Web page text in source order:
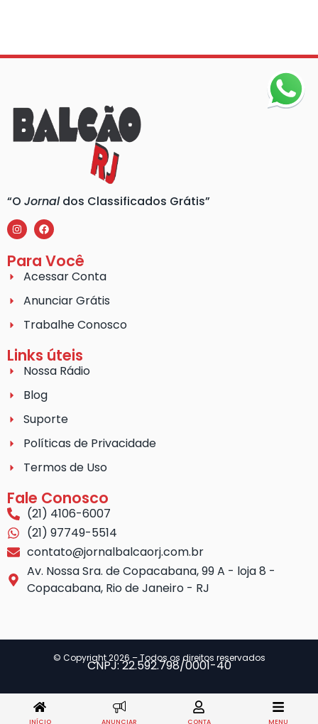
“O Jornaldos Classificados Grátis”
Para Você
Acessar Conta
Anunciar Grátis
Trabalhe Conosco
Links úteis
Nossa Rádio
Blog
Suporte
Políticas de Privacidade
Termos de Uso
Fale Conosco
(21) 4106-6007
(21) 97749-5514
contato@jornalbalcaorj.com.br
Av. Nossa Sra. de Copacabana, 99 A - loja 8 -
Copacabana, Rio de Janeiro - RJ
© Copyright 2026 – Todos os direitos reservados
CNPJ: 22.592.798/0001-40
INÍCIO ANUNCIAR CONTA MENU